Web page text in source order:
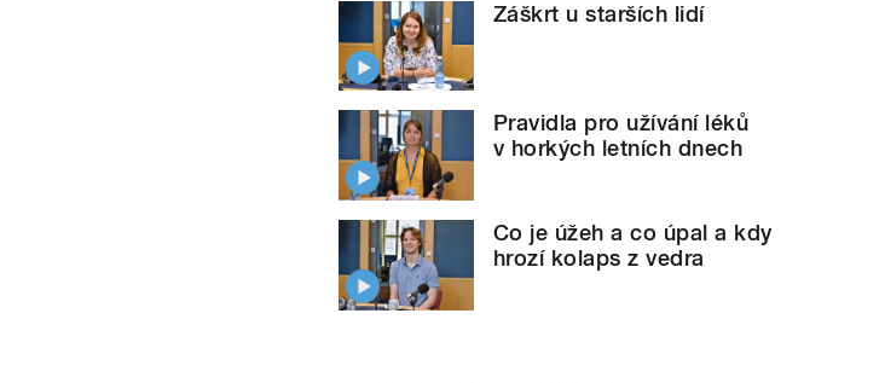
Záškrt u starších lidí
Pravidla pro užívání léků
v horkých letních dnech
Co je úžeh a co úpal a kdy
hrozí kolaps z vedra